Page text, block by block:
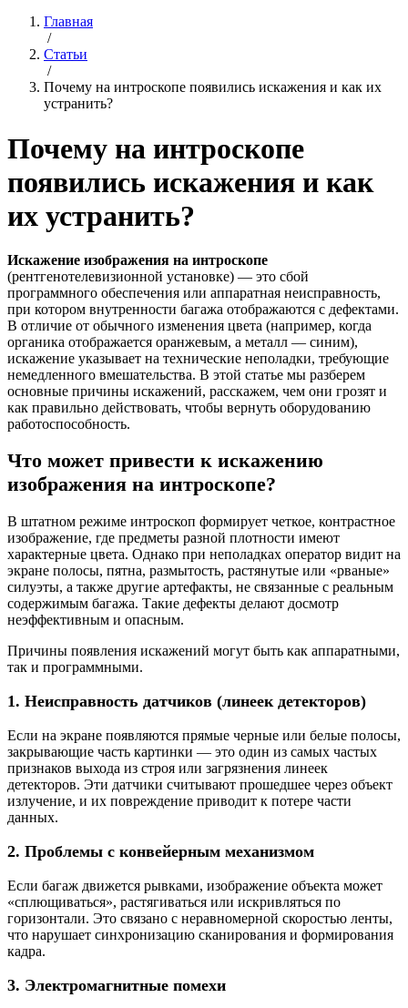
Главная
/
Статьи
/
Почему на интроскопе появились искажения и как их
устранить?
Почему на интроскопе
появились искажения и как
их устранить?
Искажение изображения на интроскопе
(рентгенотелевизионной установке) — это сбой
программного обеспечения или аппаратная неисправность,
при котором внутренности багажа отображаются с дефектами.
В отличие от обычного изменения цвета (например, когда
органика отображается оранжевым, а металл — синим),
искажение указывает на технические неполадки, требующие
немедленного вмешательства. В этой статье мы разберем
основные причины искажений, расскажем, чем они грозят и
как правильно действовать, чтобы вернуть оборудованию
работоспособность.
Что может привести к искажению
изображения на интроскопе?
В штатном режиме интроскоп формирует четкое, контрастное
изображение, где предметы разной плотности имеют
характерные цвета. Однако при неполадках оператор видит на
экране полосы, пятна, размытость, растянутые или «рваные»
силуэты, а также другие артефакты, не связанные с реальным
содержимым багажа. Такие дефекты делают досмотр
неэффективным и опасным.
Причины появления искажений могут быть как аппаратными,
так и программными.
1. Неисправность датчиков (линеек детекторов)
Если на экране появляются прямые черные или белые полосы,
закрывающие часть картинки — это один из самых частых
признаков выхода из строя или загрязнения линеек
детекторов. Эти датчики считывают прошедшее через объект
излучение, и их повреждение приводит к потере части
данных.
2. Проблемы с конвейерным механизмом
Если багаж движется рывками, изображение объекта может
«сплющиваться», растягиваться или искривляться по
горизонтали. Это связано с неравномерной скоростью ленты,
что нарушает синхронизацию сканирования и формирования
кадра.
3. Электромагнитные помехи